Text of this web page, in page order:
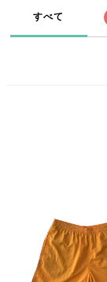
すべて